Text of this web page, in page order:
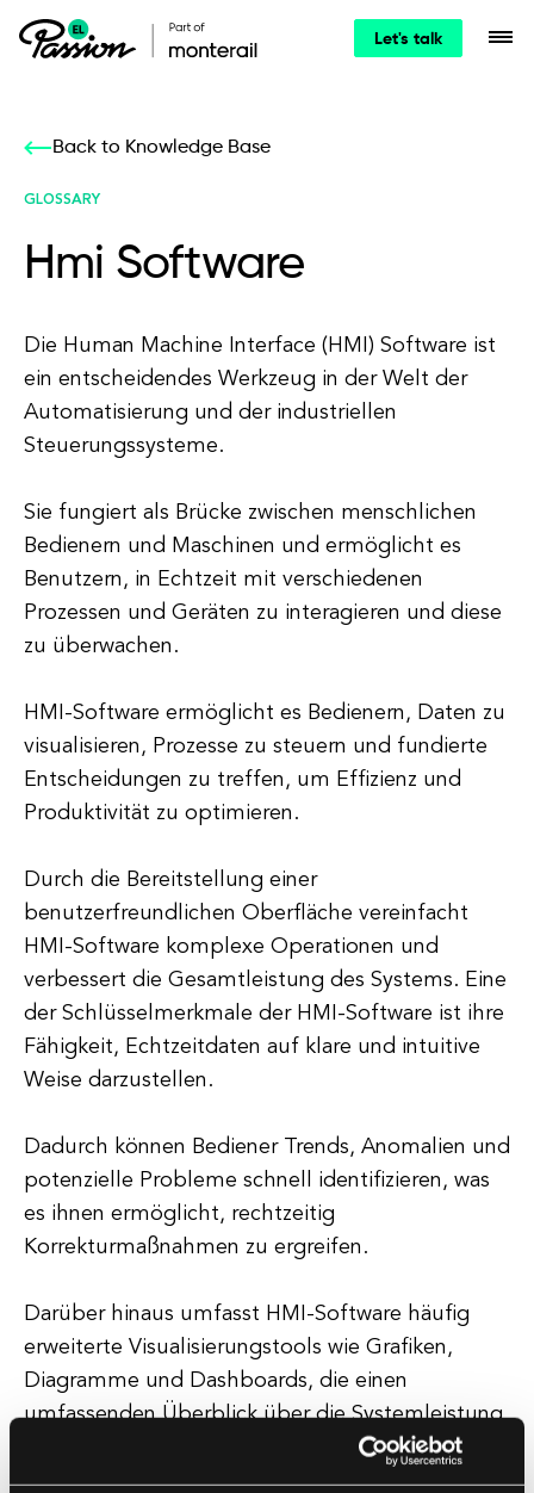
Let's talk
Back to Knowledge Base
GLOSSARY
Hmi Software
Die Human Machine Interface (HMI) Software ist
ein entscheidendes Werkzeug in der Welt der
Automatisierung und der industriellen
Steuerungssysteme.
Sie fungiert als Brücke zwischen menschlichen
Bedienern und Maschinen und ermöglicht es
Benutzern, in Echtzeit mit verschiedenen
Prozessen und Geräten zu interagieren und diese
zu überwachen.
HMI-Software ermöglicht es Bedienern, Daten zu
visualisieren, Prozesse zu steuern und fundierte
Entscheidungen zu treffen, um Effizienz und
Produktivität zu optimieren.
Durch die Bereitstellung einer
benutzerfreundlichen Oberfläche vereinfacht
HMI-Software komplexe Operationen und
verbessert die Gesamtleistung des Systems. Eine
der Schlüsselmerkmale der HMI-Software ist ihre
Fähigkeit, Echtzeitdaten auf klare und intuitive
Weise darzustellen.
Dadurch können Bediener Trends, Anomalien und
potenzielle Probleme schnell identifizieren, was
es ihnen ermöglicht, rechtzeitig
Korrekturmaßnahmen zu ergreifen.
Darüber hinaus umfasst HMI-Software häufig
erweiterte Visualisierungstools wie Grafiken,
Diagramme und Dashboards, die einen
umfassenden Überblick über die Systemleistung
bieten. Darüber hinaus bietet HMI-Software eine
Vielzahl von Anpassungsoptionen, die es